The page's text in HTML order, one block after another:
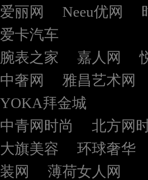
爱丽网 Neeu优网
爱卡汽车
腕表之家
嘉人网
中奢网
雅昌艺术网
YOKA拜金城
中青网时尚
北方网
大旗美容
环球奢华
装网
薄荷女人网